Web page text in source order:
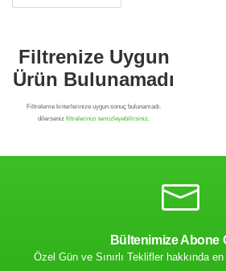
Bültenimize Abone
Özel Gün ve Sınırlı Teklifler hakkında